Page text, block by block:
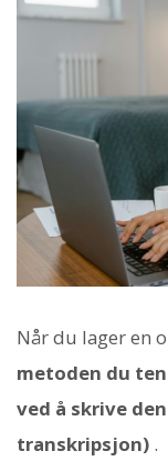
Når du lager en
metoden du
ved å skrive
transkripsjon) .